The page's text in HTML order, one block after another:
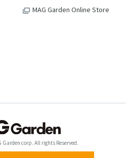
MAG Garden Online Store
corp. All rights Reserved.